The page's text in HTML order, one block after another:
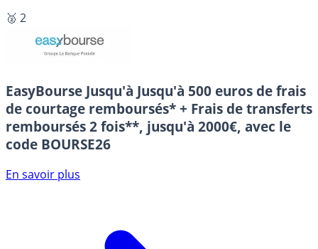
🥈 2
EasyBourse Jusqu'à Jusqu'à 500 euros de frais
de courtage remboursés* + Frais de transferts
remboursés 2 fois**, jusqu'à 2000€, avec le
code BOURSE26
En savoir plus